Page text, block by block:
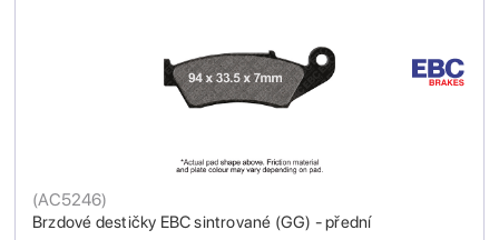
Brzdové destičky EBC sintrované (GG) - přední
(AC5246)